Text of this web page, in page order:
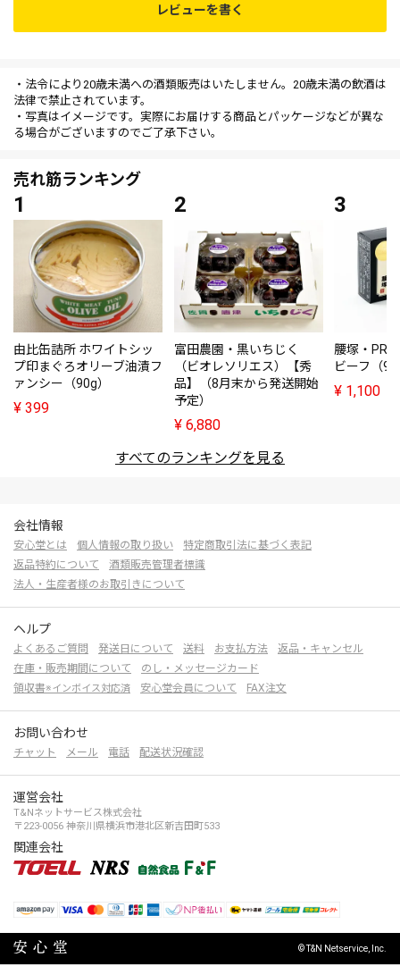
レビューを書く
・法令により20歳未満への酒類販売はいたしません。20歳未満の飲酒は
法律で禁止されています。
・写真はイメージです。実際にお届けする商品とパッケージなどが異な
る場合がございますのでご了承下さい。
売れ筋ランキング
由比缶詰所 ホワイトシッ
プ印まぐろオリーブ油漬フ
ァンシー（90g）
¥ 399
富田農園・黒いちじく
（ビオレソリエス）【秀
品】（8月末から発送開始
予定）
¥ 6,880
腰塚・
ビーフ（
¥ 1,100
すべてのランキングを見る
会社情報
安心堂とは 個人情報の取り扱い
特定商取引法に基づく表記
返品特約について
酒類販売管理者標識
法人・生産者様のお取引きについて
ヘルプ
よくあるご質問 発送日について 送料 お支払方法
返品・キャンセル
在庫・販売期間について
のし・メッセージカード
領収書※インボイス対応済 安心堂会員について FAX注文
お問い合わせ
チャット メール 電話 配送状況確認
運営会社
T&Nネットサービス株式会社
〒223-0056 神奈川県横浜市港北区新吉田町533
関連会社
© T&N Netservice, Inc.